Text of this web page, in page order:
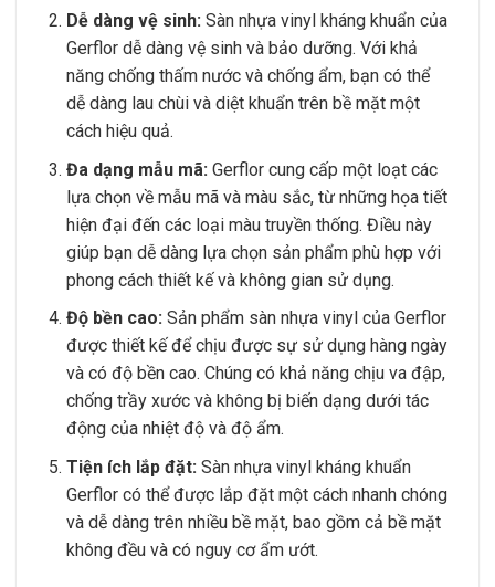
Dễ dàng vệ sinh:Sàn nhựa vinyl kháng khuẩn của
Gerflor dễ dàng vệ sinh và bảo dưỡng. Với khả
năng chống thấm nước và chống ẩm, bạn có thể
dễ dàng lau chùi và diệt khuẩn trên bề mặt một
cách hiệu quả.
Đa dạng mẫu mã: Gerflor cung cấp một loạt các
lựa chọn về mẫu mã và màu sắc, từ những họa tiết
hiện đại đến các loại màu truyền thống. Điều này
giúp bạn dễ dàng lựa chọn sản phẩm phù hợp với
phong cách thiết kế và không gian sử dụng.
Độ bền cao:Sản phẩm sàn nhựa vinyl của Gerflor
được thiết kế để chịu được sự sử dụng hàng ngày
và có độ bền cao. Chúng có khả năng chịu va đập,
chống trầy xước và không bị biến dạng dưới tác
động của nhiệt độ và độ ẩm.
Tiện ích lắp đặt: Sàn nhựa vinyl kháng khuẩn
Gerflor có thể được lắp đặt một cách nhanh chóng
và dễ dàng trên nhiều bề mặt, bao gồm cả bề mặt
không đều và có nguy cơ ẩm ướt.